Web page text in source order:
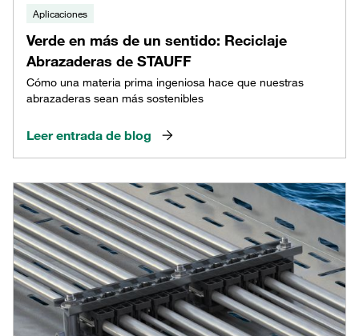
Aplicaciones
Verde en más de un sentido: Reciclaje
Abrazaderas de STAUFF
Cómo una materia prima ingeniosa hace que nuestras
abrazaderas sean más sostenibles
Leer entrada de blog